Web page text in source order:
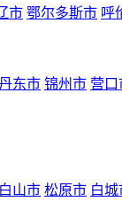
市 鄂尔多斯市 呼
东市 锦州市 营口
白山市 松原市 白城